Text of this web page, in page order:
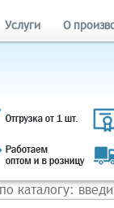
Услуги О